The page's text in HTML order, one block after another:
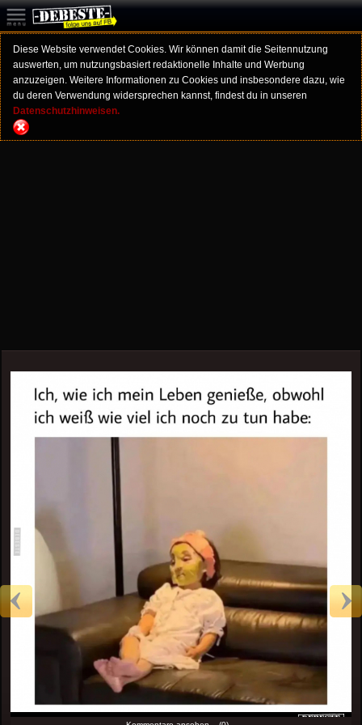
Diese Website verwendet Cookies. Wir können damit die Seitennutzung
auswerten, um nutzungsbasiert redaktionelle Inhalte und Werbung
anzuzeigen. Weitere Informationen zu Cookies und insbesondere dazu, wie
du deren Verwendung widersprechen kannst, findest du in unseren
Datenschutzhinweisen.